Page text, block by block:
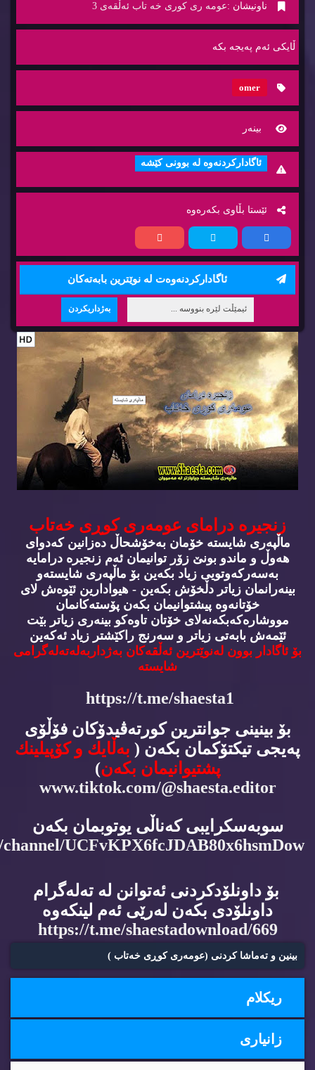
ناونیشان :عومه ری كوری خه تاب ئه‌ڵقه‌ی 3
ڵایكی ئه‌م په‌یجه‌ بكه‌
omer
بینه‌ر
ئاگاداركردنه‌وه‌ له‌ بوونی كێشه‌
ئێستا بڵاوی بكه‌ره‌وه‌
ئاگاداركردنه‌وه‌ت له‌ نوێترین بابه‌ته‌كان
زنجیره‌ درامای عومه‌ری كوڕی خه‌تاب
ماڵپه‌ری شایسته‌ خۆمان به‌خۆشحاڵ ده‌زانین كه‌دوای
هه‌وڵ و ماندو بونێ زۆر توانیمان ئه‌م زنجیره‌ درامایه‌
به‌سه‌ركه‌وتویی زیاد بكه‌ین بۆ ماڵپه‌ری شایسته‌و
بینه‌رانمان زیاتر دڵخۆش بكه‌ین - هیوادارین ئێوه‌ش لای
خۆتانه‌وه‌ پیشتوانیمان بكه‌ن پۆسته‌كانمان
مووشاره‌كه‌بكه‌نه‌لای خۆتان تاوه‌كو بینه‌ری زیاتر بێت
ئێمه‌ش بابه‌تی زیاتر و سه‌رنج راكێشتر زیاد ئه‌كه‌ین
بۆ ئاگادار بوون له‌نوێترین ئه‌ڵقه‌كان به‌ژداربه‌له‌ته‌له‌گرامی
شایسته‌
https://t.me/shaesta1
بۆ بینینی جوانترین كورته‌ڤیدۆكان فۆڵۆی
په‌یجی تیكتۆكمان بكه‌ن ( به‌ڵایك و كۆپیلینك
پشتیوانیمان بكه‌ن)
www.tiktok.com/@shaesta.editor
سوبه‌سكرایبی كه‌ناڵی یوتوبمان بكه‌ن
UCFvKPX6fcJDAB80x6hsmDow
بۆ داونلۆدكردنی ئه‌توانن له‌ ته‌له‌گرام
داونلۆدی بكه‌ن له‌رێی ئه‌م لینكه‌وه‌
https://t.me/shaestadownload/669
بینین و ته‌ماشا كردنی (عومه‌ری كوڕی خه‌تاب )
ریكلام
زانیاری